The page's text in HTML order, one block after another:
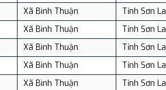
Xã Bình Thuận
Tỉnh Sơn La
Xã Bình Thuận
Tỉnh Sơn La
Xã Bình Thuận
Tỉnh Sơn La
Xã Bình Thuận
Tỉnh Sơn La
Xã Bình Thuận
Tỉnh Sơn La